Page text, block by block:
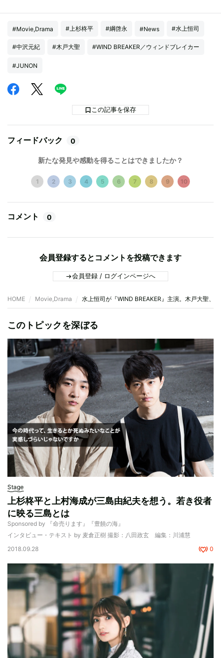
#Movie,Drama #上杉柊平 #綱啓永 #News #水上恒司
#中沢元紀 #木戸大聖 #WIND BREAKER／ウィンドブレイカー
#JUNON
この記事を保存
フィードバック 0
新たな発見や感動を得ることはできましたか？
1 2 3 4 5 6 7 8 9 10
コメント 0
会員登録するとコメントを投稿できます
会員登録 / ログインページへ
HOME Movie,Drama 水上恒司が『WIND BREAKER』主演。木戸大聖、
このトピックを深ぼる
Stage
上杉柊平と上村海成が三島由紀夫を想う。若き役者
に映る三島とは
Sponsored by 『命売ります』『豊饒の海』
インタビュー・テキスト by 麦倉正樹 撮影：八田政玄 編集：川浦慧
2018.09.28
0